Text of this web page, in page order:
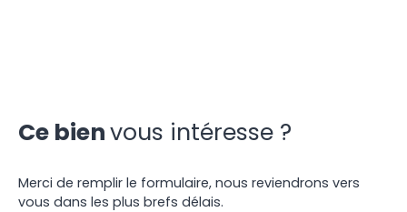
Ce bienvous intéresse ?
Merci de remplir le formulaire, nous reviendrons vers
vous dans les plus brefs délais.